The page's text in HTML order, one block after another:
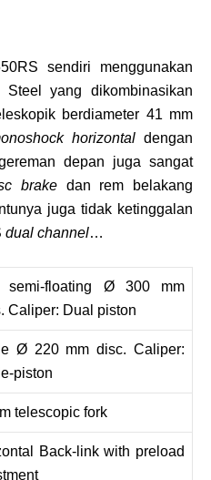
sendiri menggunakan
yang dikombinasikan
berdiameter 41 mm
horizontal dengan
depan juga sangat
brakedan rem belakang
juga tidak ketinggalan
dual channel…
semi-floating Ø 300 mm
Caliper: Dual piston
Ø 220 mm disc. Caliper:
piston
telescopic fork
Back-link with preload